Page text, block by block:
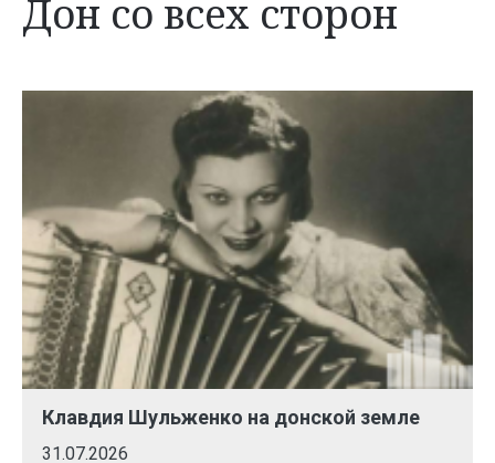
Дон со всех сторон
Клавдия Шульженко на донской земле
31.07.2026